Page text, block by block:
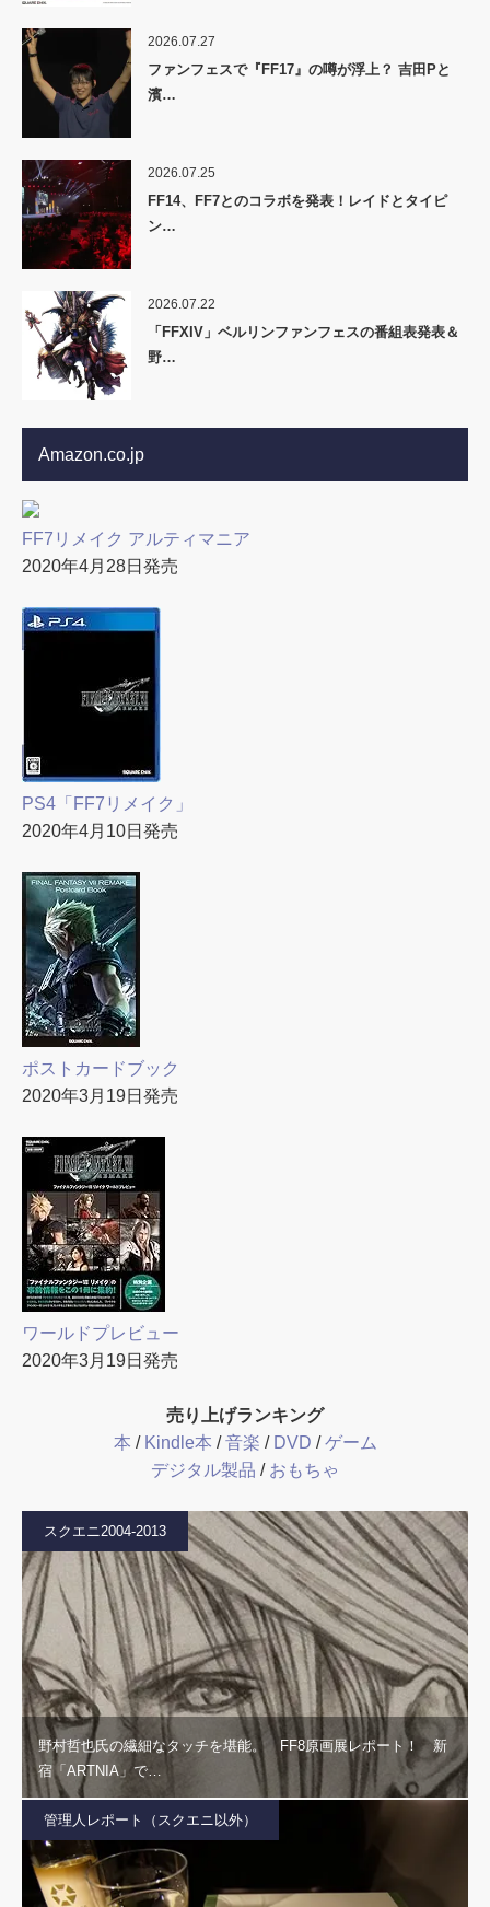
2026.07.27
ファンフェスで『FF17』の噂が浮上？ 吉田Pと
濱…
2026.07.25
FF14、FF7とのコラボを発表！レイドとタイピ
ン…
2026.07.22
「FFXIV」ベルリンファンフェスの番組表発表＆
野…
Amazon.co.jp
FF7リメイク アルティマニア
2020年4月28日発売
PS4「FF7リメイク」
2020年4月10日発売
ポストカードブック
2020年3月19日発売
ワールドプレビュー
2020年3月19日発売
売り上げランキング
本 / Kindle本 /音楽 / DVD /ゲーム
デジタル製品 / おもちゃ
スクエニ2004-2013
野村哲也氏の繊細なタッチを堪能。 FF8原画展レポート！ 新
宿「ARTNIA」で…
管理人レポート（スクエニ以外）